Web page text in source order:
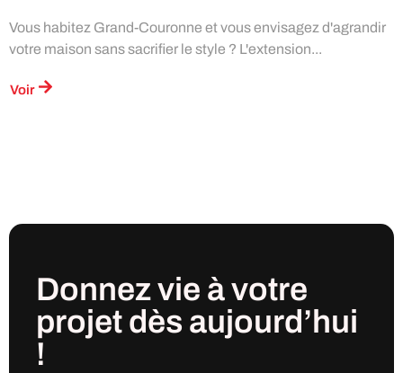
Vous habitez Grand-Couronne et vous envisagez d'agrandir
votre maison sans sacrifier le style ? L'extension...
Voir
Donnez vie à votre
projet dès aujourd’hui
!